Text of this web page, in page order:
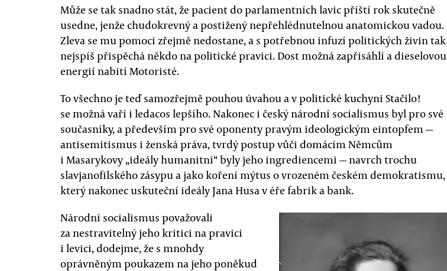
Může se tak snadno stát, že pacient do parlamentních lavic příští rok skutečně
usedne, jenže chudokrevný a postižený nepřehlédnutelnou anatomickou vadou.
Zleva se mu pomoci zřejmě nedostane, a s potřebnou infuzí politických živin tak
nejspíš přispěchá někdo na politické pravici. Dost možná zapřisáhlí a dieselovou
energií nabití Motoristé.
To všechno je teď samozřejmě pouhou úvahou a v politické kuchyni Stačilo!
se možná vaří i ledacos lepšího. Nakonec i český národní socialismus byl pro své
současníky, a především pro své oponenty pravým ideologickým eintopfem —
antisemitismus i ženská práva, tvrdý postup vůči domácím Němcům
i Masarykovy „ideály humanitní“ byly jeho ingrediencemi — navrch trochu
slavjanofilského zásypu a jako koření mýtus o vrozeném českém demokratismu,
který nakonec uskuteční ideály Jana Husa v éře fabrik a bank.
Národní socialismus považovali
za nestravitelný jeho kritici na pravici
i levici, dodejme, že s mnohdy
oprávněným poukazem na jeho poněkud